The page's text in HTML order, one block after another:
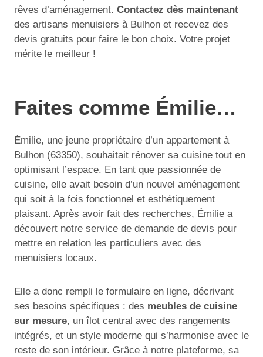
rêves d’aménagement. Contactez dès maintenant
des artisans menuisiers à Bulhon et recevez des
devis gratuits pour faire le bon choix. Votre projet
mérite le meilleur !
Faites comme Émilie…
Émilie, une jeune propriétaire d’un appartement à
Bulhon (63350), souhaitait rénover sa cuisine tout en
optimisant l’espace. En tant que passionnée de
cuisine, elle avait besoin d’un nouvel aménagement
qui soit à la fois fonctionnel et esthétiquement
plaisant. Après avoir fait des recherches, Émilie a
découvert notre service de demande de devis pour
mettre en relation les particuliers avec des
menuisiers locaux.
Elle a donc rempli le formulaire en ligne, décrivant
ses besoins spécifiques : des meubles de cuisine
sur mesure, un îlot central avec des rangements
intégrés, et un style moderne qui s’harmonise avec le
reste de son intérieur. Grâce à notre plateforme, sa